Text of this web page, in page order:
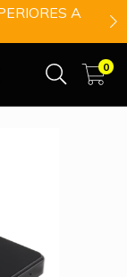
A
0